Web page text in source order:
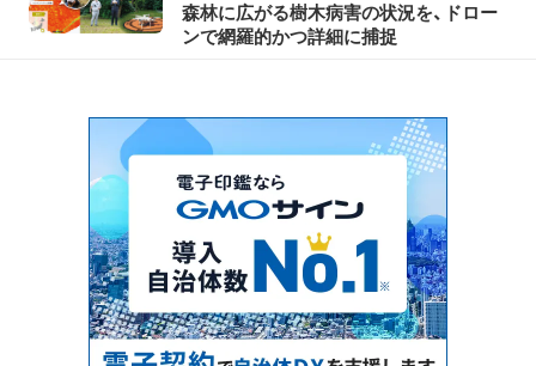
森林に広がる樹木病害の状況を、ドロー
ンで網羅的かつ詳細に捕捉